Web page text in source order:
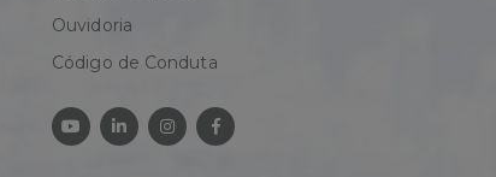
Ouvidoria
Código de Conduta